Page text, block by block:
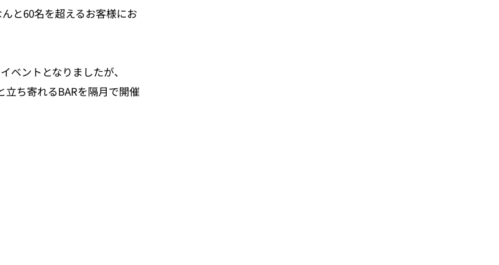
と60名を超えるお客様にお
ベントとなりましたが、
ち寄れるBARを隔月で開催